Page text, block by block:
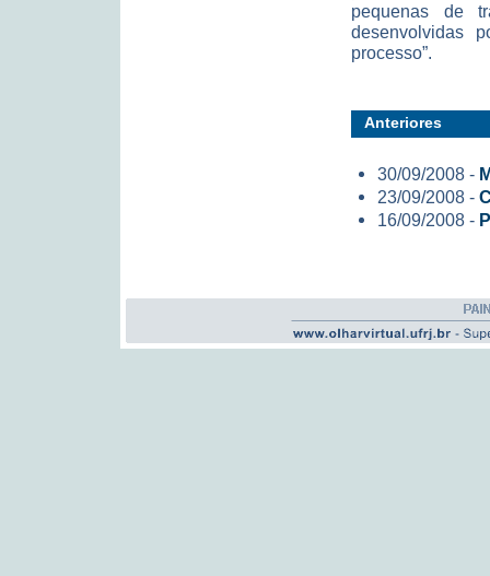
pequenas de
desenvolvidas
processo”.
Anteriores
30/09/2008 -
23/09/2008 -
16/09/2008 -